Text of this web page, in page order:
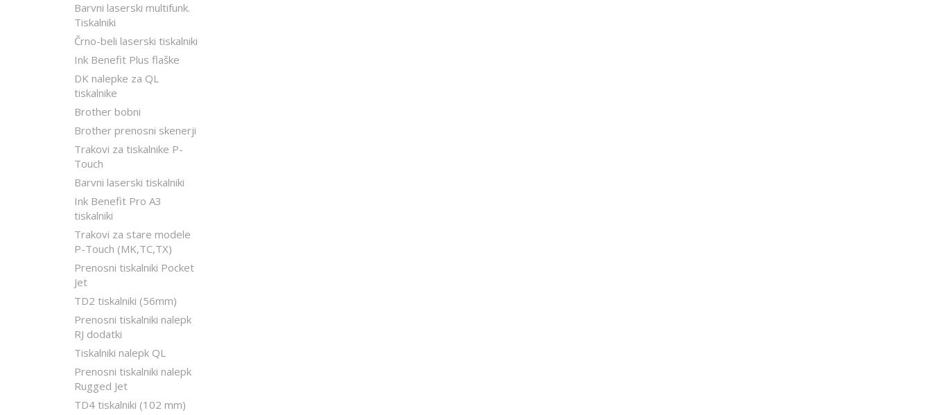
Barvni laserski multifunk.
Tiskalniki
Črno-beli laserski tiskalniki
Ink Benefit Plus flaške
DK nalepke za QL
tiskalnike
Brother bobni
Brother prenosni skenerji
Trakovi za tiskalnike P-
Touch
Barvni laserski tiskalniki
Ink Benefit Pro A3
tiskalniki
Trakovi za stare modele
P-Touch (MK,TC,TX)
Prenosni tiskalniki Pocket
Jet
TD2 tiskalniki (56mm)
Prenosni tiskalniki nalepk
RJ dodatki
Tiskalniki nalepk QL
Prenosni tiskalniki nalepk
Rugged Jet
TD4 tiskalniki (102 mm)